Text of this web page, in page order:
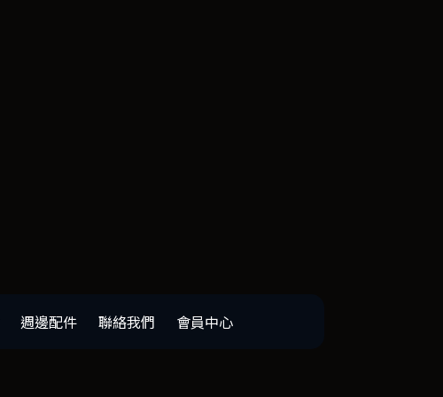
週邊配件 聯絡我們 會員中心